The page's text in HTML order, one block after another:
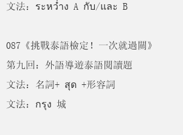
文法：ระหว่ำง A กับ/และ B
087《挑戰泰語檢定！一次就過關》
第九回：外語導遊泰語閱讀題
文法：名詞+ สุด +形容詞
文法：กรุง 城